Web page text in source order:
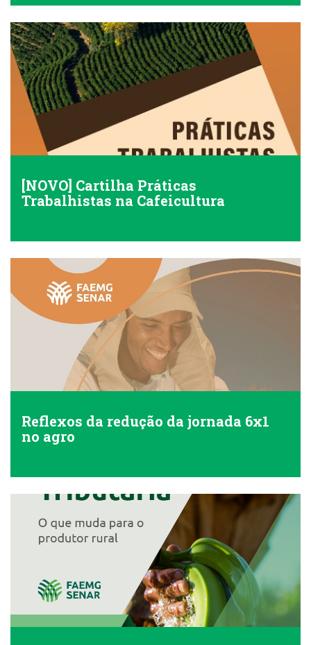
[NOVO] Cartilha Práticas
Trabalhistas na Cafeicultura
Reflexos da redução da jornada 6x1
no agro